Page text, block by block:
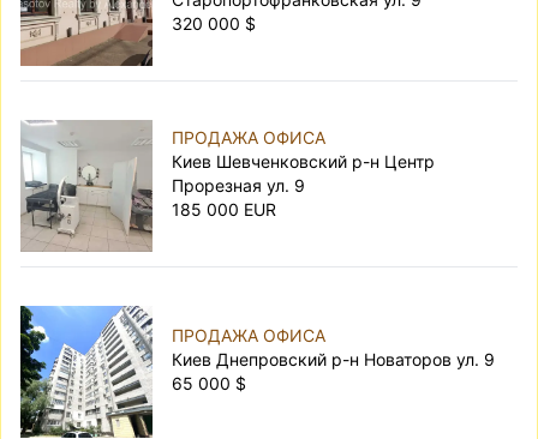
320 000 $
ПРОДАЖА ОФИСА
Киев Шевченковский р-н Центр
Прорезная ул. 9
185 000 EUR
ПРОДАЖА ОФИСА
Киев Днепровский р-н Новаторов ул. 9
65 000 $